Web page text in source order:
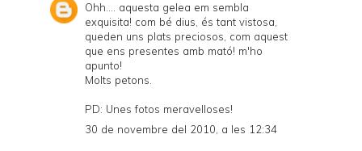
Ohh.... aquesta gelea em sembla
exquisita! com bé dius, és tant vistosa,
queden uns plats preciosos, com aquest
que ens presentes amb mató! m'ho
apunto!
Molts petons.
PD: Unes fotos meravelloses!
30 de novembre del 2010, a les 12:34